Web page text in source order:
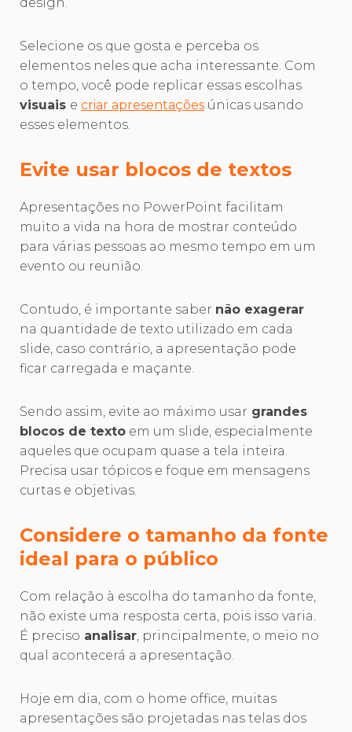
Selecione os que gosta e perceba os
elementos neles que acha interessante. Com
o tempo, você pode replicar essas escolhas
visuais e criar apresentações únicas usando
esses elementos.
Evite usar blocos de textos
Apresentações no PowerPoint facilitam
muito a vida na hora de mostrar conteúdo
para várias pessoas ao mesmo tempo em um
evento ou reunião.
Contudo, é importante saber não exagerar
na quantidade de texto utilizado em cada
slide, caso contrário, a apresentação pode
ficar carregada e maçante.
Sendo assim, evite ao máximo usar grandes
blocos de texto em um slide, especialmente
aqueles que ocupam quase a tela inteira.
Precisa usar tópicos e foque em mensagens
curtas e objetivas.
Considere o tamanho da fonte
ideal para o público
Com relação à escolha do tamanho da fonte,
não existe uma resposta certa, pois isso varia.
É preciso analisar, principalmente, o meio no
qual acontecerá a apresentação.
Hoje em dia, com o home office, muitas
apresentações são projetadas nas telas dos